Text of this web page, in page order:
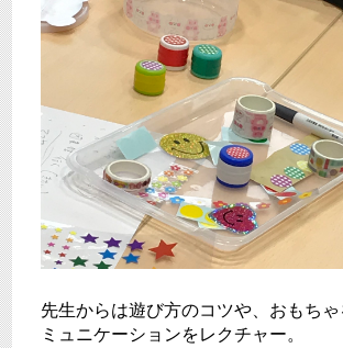
先生からは遊び方のコツや、おもちゃ
ミュニケーションをレクチャー。